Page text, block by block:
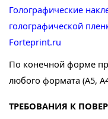
Голографические
голографической
Forteprint.ru
По конечной форме
любого формата (А5,
ТРЕБОВАНИЯ К